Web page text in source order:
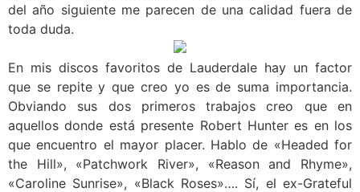
del año siguiente me parecen de una calidad fuera de
toda duda.
En mis discos favoritos de Lauderdale hay un factor
que se repite y que creo yo es de suma importancia.
Obviando sus dos primeros trabajos creo que en
aquellos donde está presente Robert Hunter es en los
que encuentro el mayor placer. Hablo de «Headed for
the Hill», «Patchwork River», «Reason and Rhyme»,
«Caroline Sunrise», «Black Roses»…. Sí, el ex-Grateful